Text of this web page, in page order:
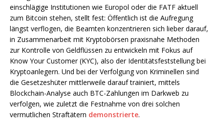
einschlägige Institutionen wie Europol oder die FATF aktuell
zum Bitcoin stehen, stellt fest: Öffentlich ist die Aufregung
längst verflogen, die Beamten konzentrieren sich lieber darauf,
in Zusammenarbeit mit Kryptobörsen praxisnahe Methoden
zur Kontrolle von Geldflüssen zu entwickeln mit Fokus auf
Know Your Customer (KYC), also der Identitätsfeststellung bei
Kryptoanlegern. Und bei der Verfolgung von Kriminellen sind
die Gesetzeshüter mittlerweile darauf trainiert, mittels
Blockchain-Analyse auch BTC-Zahlungen im Darkweb zu
verfolgen, wie zuletzt die Festnahme von drei solchen
vermutlichen Straftätern demonstrierte.